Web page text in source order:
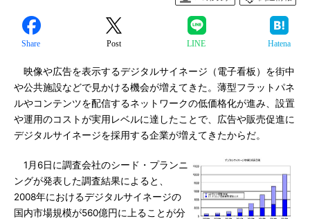
Share Post LINE Hatena
映像や広告を表示するデジタルサイネージ（電子看板）を街中
や公共施設などで見かける機会が増えてきた。薄型フラットパネ
ルやコンテンツを配信するネットワークの低価格化が進み、設置
や運用のコストが実用レベルに達したことで、広告や販売促進に
デジタルサイネージを採用する企業が増えてきたからだ。
1月6日に調査会社のシード・プランニ
ングが発表した調査結果によると、
2008年におけるデジタルサイネージの
国内市場規模が560億円に上ることが分